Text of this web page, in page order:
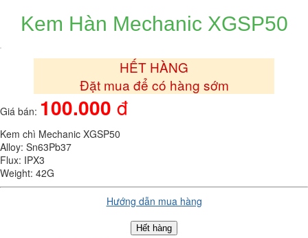
Kem Hàn Mechanic XGSP50
HẾT HÀNG
Đặt mua để có hàng sớm
Giá bán: 100.000 đ
Kem chì Mechanic XGSP50
Alloy: Sn63Pb37
Flux: IPX3
Weight: 42G
Hướng dẫn mua hàng
Hết hàng